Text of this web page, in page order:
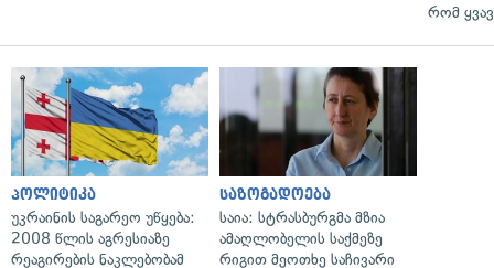
რომ
პოლიტიკა
უკრაინის საგარეო უწყება:
2008 წლის აგრესიაზე
რეაგირების ნაკლებობამ
საზოგადოება
საია: სტრასბურგმა მზია
ამაღლობელის საქმეზე
რიგით მეოთხე საჩივარი